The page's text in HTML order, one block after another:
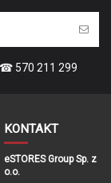
☎ 570 211 299
KONTAKT
eSTORES Group Sp. z
o.o.